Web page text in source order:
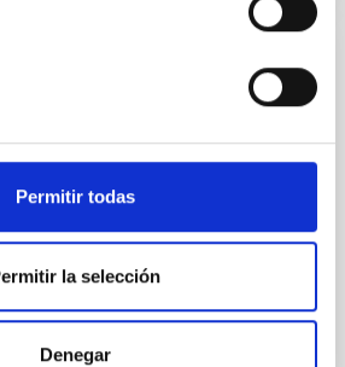
Permitir todas
la selección
Denegar
Resolution
espectrógrafo UES, utilizado en el
Herschel (WHT) de 4.2 m. entre los